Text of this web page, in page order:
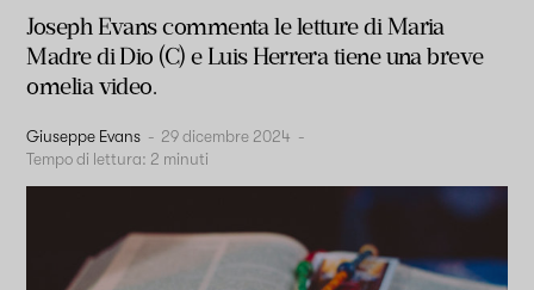
Joseph Evans commenta le letture di Maria
Madre di Dio (C) e Luis Herrera tiene una breve
omelia video.
Giuseppe Evans - 29 dicembre 2024 -
Tempo di lettura: 2 minuti